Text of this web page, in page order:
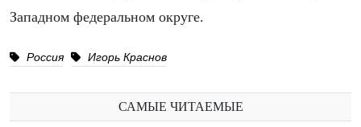
Западном федеральном округе.
Россия Игорь Краснов
САМЫЕ ЧИТАЕМЫЕ